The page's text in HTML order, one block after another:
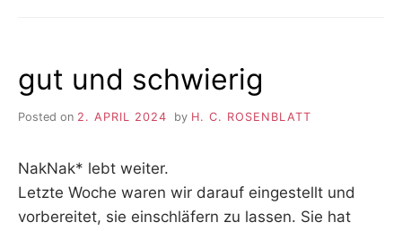
gut und schwierig
Posted on 2. APRIL 2024 by H. C. ROSENBLATT
NakNak* lebt weiter.
Letzte Woche waren wir darauf eingestellt und
vorbereitet, sie einschläfern zu lassen. Sie hat